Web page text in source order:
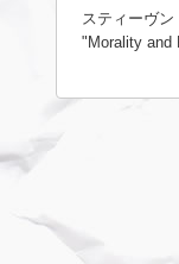
スティーヴ
"Morality and